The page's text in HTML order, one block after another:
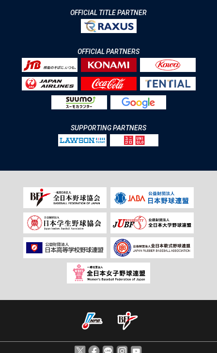
OFFICIAL TITLE PARTNER
OFFICIAL PARTNERS
SUPPORTING PARTNERS